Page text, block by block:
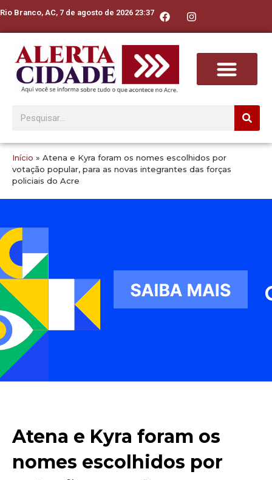
Rio Branco, AC, 7 de agosto de 2026 23:37
Início » Atena e Kyra foram os nomes escolhidos por
votação popular, para as novas integrantes das forças
policiais do Acre
Atena e Kyra foram os
nomes escolhidos por